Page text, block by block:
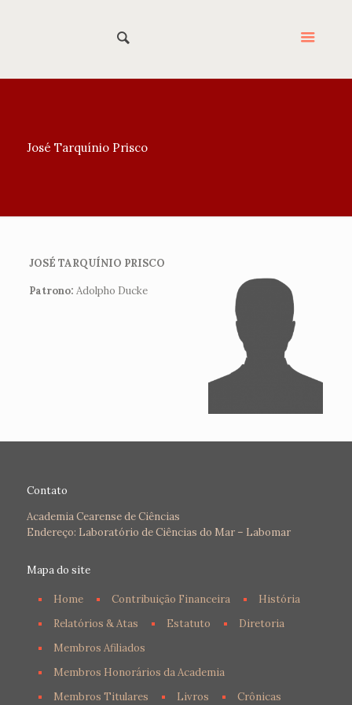
José Tarquínio Prisco
JOSÉ TARQUÍNIO PRISCO
Patrono: Adolpho Ducke
Contato
Academia Cearense de Ciências
Endereço: Laboratório de Ciências do Mar – Labomar
Mapa do site
Home Contribuição Financeira
História
Relatórios & Atas
Estatuto
Diretoria
Membros Afiliados
Membros Honorários da Academia
Membros Titulares
Livros Crônicas